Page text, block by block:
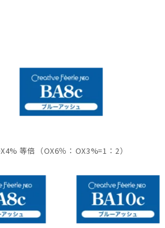
等倍（OX6％：OX3%=1：2）